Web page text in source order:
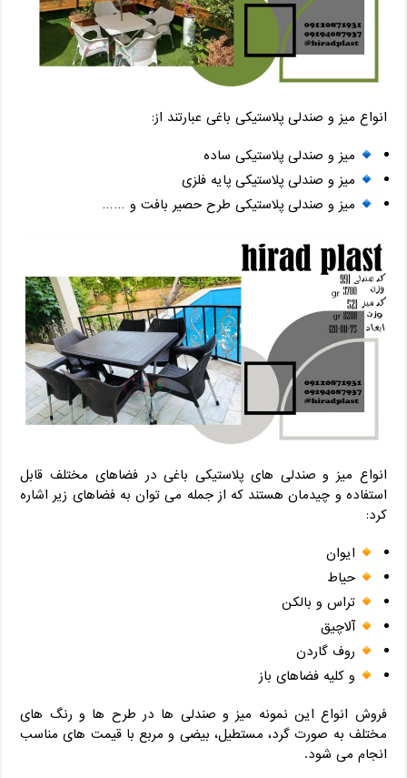
انواع میز و صندلی پلاستیکی باغی عبارتند از:
میز و صندلی پلاستیکی ساده
میز و صندلی پلاستیکی پایه فلزی
میز و صندلی پلاستیکی طرح حصیر بافت و ……
انواع میز و صندلی های پلاستیکی باغی در فضاهای مختلف قابل
استفاده و چیدمان هستند که از جمله می توان به فضاهای زیر اشاره
کرد:
ایوان
حیاط
تراس و بالکن
آلاچیق
روف گاردن
و کلیه فضاهای باز
فروش انواع این نمونه میز و صندلی ها در طرح ها و رنگ های
مختلف به صورت گرد، مستطیل، بیضی و مربع با قیمت های مناسب
انجام می شود.